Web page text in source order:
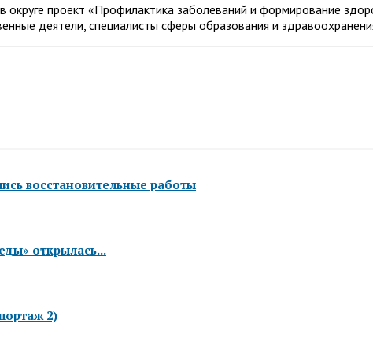
проект «Профилактика заболеваний и формирование
деятели, специалисты сферы образования и
восстановительные работы
открылась...
2)